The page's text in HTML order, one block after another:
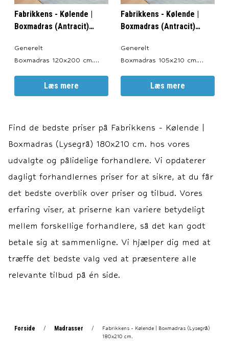
Fabrikkens - Kølende |
Boxmadras (Antracit)
Generelt
Boxmadras 120x200 cm.
Valgfri Farve: Antracitgrå,
Lysegrå, Sort og Sand.
Boxmadras: 30 cm.
Topmadras: ca. 7 cm.
Garanti 15 års
og fjedrebrud.
Læs mere
Fabrikkens - Kølende |
Boxmadras (Antracit)
Generelt
Boxmadras 105x210 cm.
Valgfri Farve: Antracitgrå,
Lysegrå, Sort og Sand.
Topmadras: ca. 7 cm.
Garanti 15 års
Læs mere
Find de bedste priser på Fabrikkens - Kølende |
Boxmadras (Lysegrå) 180x210 cm. hos vores
udvalgte og pålidelige forhandlere. Vi opdaterer
dagligt forhandlernes priser for at sikre, at du får
det bedste overblik over priser og tilbud. Vores
erfaring viser, at priserne kan variere betydeligt
mellem forskellige forhandlere, så det kan godt
betale sig at sammenligne. Vi hjælper dig med at
træffe det bedste valg ved at præsentere alle
relevante tilbud på én side.
Forside / Madrasser /
Fabrikkens - Kølende | Boxmadras (Lysegrå)
180x210 cm.